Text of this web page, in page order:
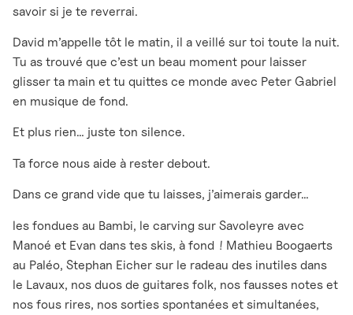
savoir si je te reverrai.
David m’appelle tôt le matin, il a veillé sur toi toute la nuit.
Tu as trouvé que c’est un beau moment pour laisser
glisser ta main et tu quittes ce monde avec Peter Gabriel
en musique de fond.
Et plus rien… juste ton silence.
Ta force nous aide à rester debout.
Dans ce grand vide que tu laisses, j’aimerais garder…
les fondues au Bambi, le carving sur Savoleyre avec
Manoé et Evan dans tes skis, à fond ! Mathieu Boogaerts
au Paléo, Stephan Eicher sur le radeau des inutiles dans
le Lavaux, nos duos de guitares folk, nos fausses notes et
nos fous rires, nos sorties spontanées et simultanées,